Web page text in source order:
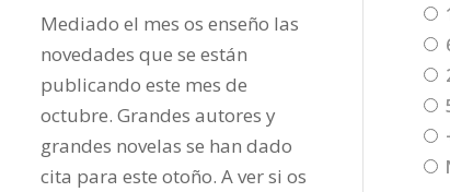
Mediado el mes os enseño las
novedades que se están
publicando este mes de
octubre. Grandes autores y
grandes novelas se han dado
cita para este otoño. A ver si os